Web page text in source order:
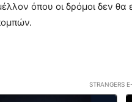
όπου οι δρόμοι δεν
STRANGERS